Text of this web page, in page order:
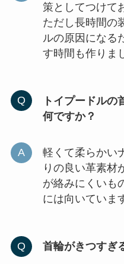
策としてつけて
ただし長時間の
ルの原因になる
す時間も作りま
トイプードルの
何ですか？
軽くて柔らかい
りの良い革素材
が絡みにくいも
には向いていま
首輪がきつすぎ